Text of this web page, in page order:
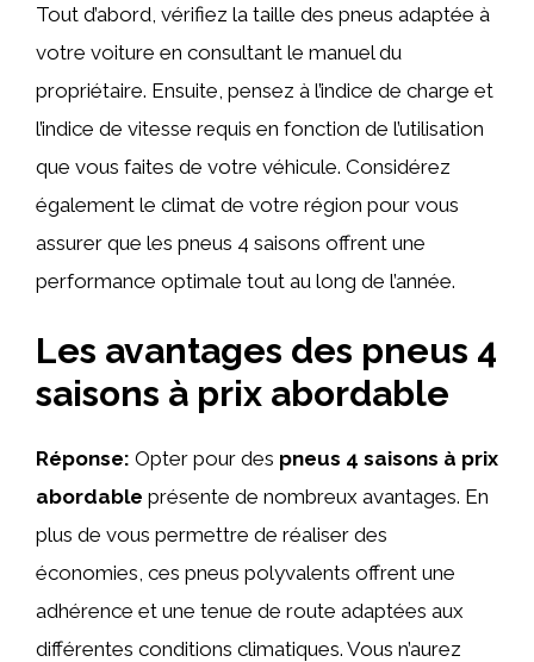
Tout d’abord, vérifiez la taille des pneus adaptée à
votre voiture en consultant le manuel du
propriétaire. Ensuite, pensez à l’indice de charge et
l’indice de vitesse requis en fonction de l’utilisation
que vous faites de votre véhicule. Considérez
également le climat de votre région pour vous
assurer que les pneus 4 saisons offrent une
performance optimale tout au long de l’année.
Les avantages des pneus 4
saisons à prix abordable
Réponse: Opter pour des pneus 4 saisons à prix
abordable présente de nombreux avantages. En
plus de vous permettre de réaliser des
économies, ces pneus polyvalents offrent une
adhérence et une tenue de route adaptées aux
différentes conditions climatiques. Vous n’aurez